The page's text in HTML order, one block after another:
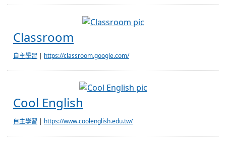
Classroom
Classroom
自主學習 | https://classroom.google.com/
Cool English
Cool English
自主學習 | https://www.coolenglish.edu.tw/